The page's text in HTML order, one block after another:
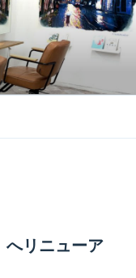
TO LAMP -
です。「本」と「髪質改
へリニューア